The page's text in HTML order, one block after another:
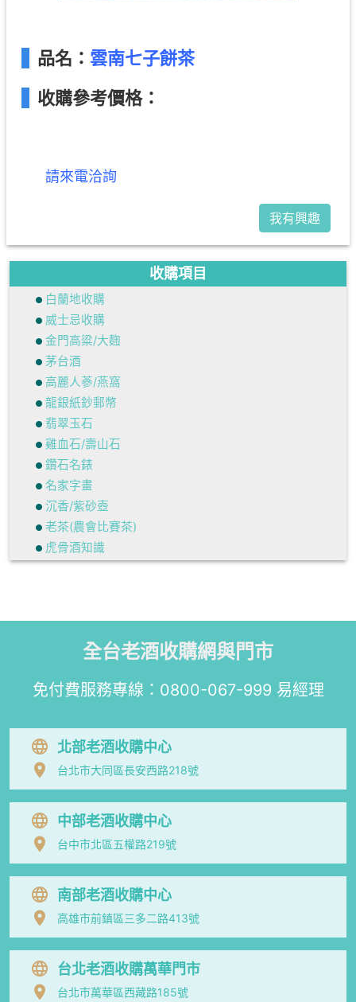
品名： 雲南七子餅茶
收購參考價格：
請來電洽詢
我有興趣
收購項目
白蘭地收購
威士忌收購
金門高粱/大麴
茅台酒
高麗人蔘/燕窩
龍銀紙鈔郵幣
翡翠玉石
雞血石/壽山石
鑽石名錶
名家字畫
沉香/紫砂壺
老茶(農會比賽茶)
虎骨酒知識
全台老酒收購網與門市
免付費服務專線： 0800-067-999 易經理
北部老酒收購中心
台北市大同區長安西路218號
中部老酒收購中心
台中市北區五權路219號
南部老酒收購中心
高雄市前鎮區三多二路413號
台北老酒收購萬華門市
台北市萬華區西藏路185號